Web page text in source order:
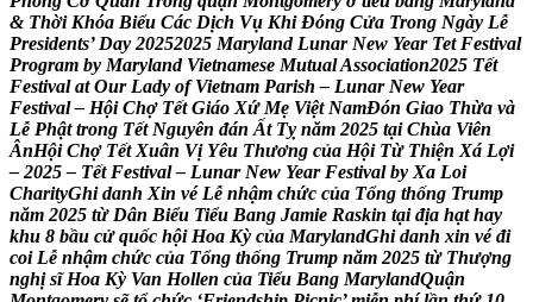
& Thời Khóa Biểu Các Dịch Vụ Khi Đóng Cửa Trong Ngày Lễ
Presidents’ Day 20252025 Maryland Lunar New Year Tet Festival
Program by Maryland Vietnamese MutualAssociation2025 Tết
Festival at Our Lady of Vietnam Parish – Lunar New Year
Festival – Hội Chợ Tết Giáo Xứ Mẹ Việt NamĐón Giao Thừa và
Lễ Phật trong Tết Nguyên đán Ất Tỵ năm 2025 tại Chùa Viên
ÂnHội Chợ Tết Xuân Vị Yêu Thương của Hội Từ Thiện Xá Lợi
– 2025 – Tết Festival – Lunar New Year Festival by Xa Loi
CharityGhi danh Xin vé Lễ nhậm chức của Tổng thống Trump
năm 2025 từ Dân Biểu Tiểu Bang Jamie Raskin tại địa hạt hay
khu 8 bầu cử quốc hội Hoa Kỳ của MarylandGhi danh xin vé đi
coi Lễ nhậm chức của Tổng thống Trump năm 2025 từ Thượng
nghị sĩ Hoa Kỳ Van Hollen của Tiểu Bang MarylandQuận